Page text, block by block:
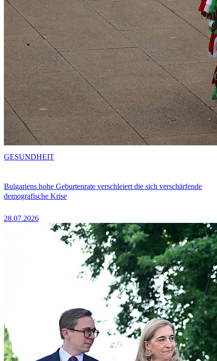
Bulgariens hohe Geburtenrate verschleiert die sich verschärfende
demografische Krise
28.07.2026
GESUNDHEIT